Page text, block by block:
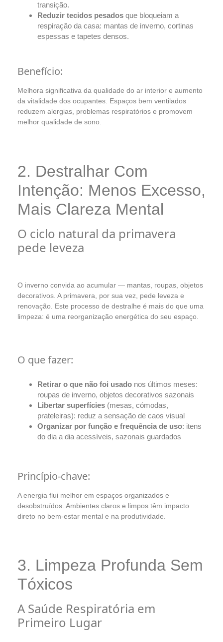
transição.
Reduzir tecidos pesados que bloqueiam a
respiração da casa: mantas de inverno, cortinas
espessas e tapetes densos.
Benefício:
Melhora significativa da qualidade do ar interior e aumento
da vitalidade dos ocupantes. Espaços bem ventilados
reduzem alergias, problemas respiratórios e promovem
melhor qualidade de sono.
2. Destralhar Com
Intenção: Menos Excesso,
Mais Clareza Mental
O ciclo natural da primavera
pede leveza
O inverno convida ao acumular — mantas, roupas, objetos
decorativos. A primavera, por sua vez, pede leveza e
renovação. Este processo de destralhe é mais do que uma
limpeza: é uma reorganização energética do seu espaço.
O que fazer:
Retirar o que não foi usado nos últimos meses:
roupas de inverno, objetos decorativos sazonais
Libertar superfícies (mesas, cómodas,
prateleiras): reduz a sensação de caos visual
Organizar por função e frequência de uso: itens
do dia a dia acessíveis, sazonais guardados
Princípio-chave:
A energia flui melhor em espaços organizados e
desobstruídos. Ambientes claros e limpos têm impacto
direto no bem-estar mental e na produtividade.
3. Limpeza Profunda Sem
Tóxicos
A Saúde Respiratória em
Primeiro Lugar